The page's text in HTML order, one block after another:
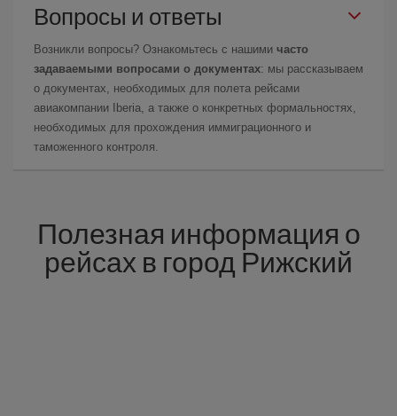
Вопросы и ответы
Возникли вопросы? Ознакомьтесь с нашими часто
задаваемыми вопросами о документах: мы рассказываем
о документах, необходимых для полета рейсами
авиакомпании Iberia, а также о конкретных формальностях,
необходимых для прохождения иммиграционного и
таможенного контроля.
Полезная информация о
рейсах в город Рижский